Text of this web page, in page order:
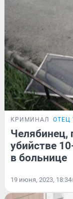
КРИМИНАЛ ОТЕЦ
Челябинец,
убийстве
в больнице
19 июня, 2023, 18:34